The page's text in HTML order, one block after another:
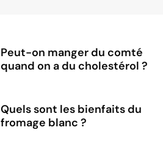
Peut-on manger du comté
quand on a du cholestérol ?
Quels sont les bienfaits du
fromage blanc ?